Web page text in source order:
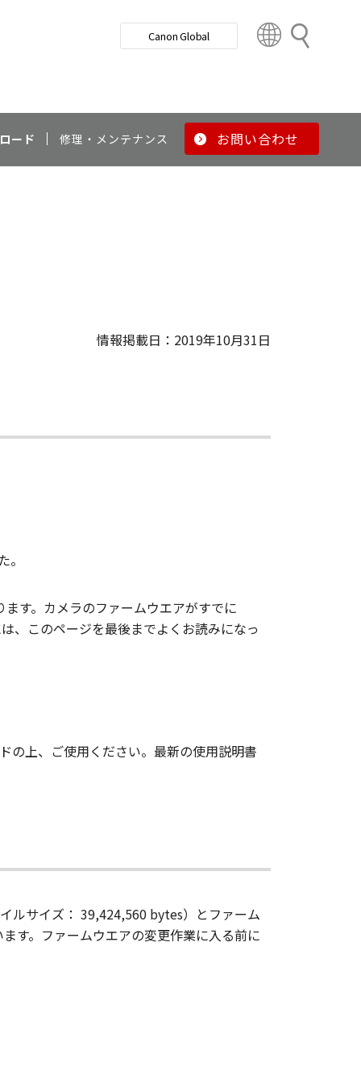
検
Canon Global
t
y
ード 修理・メンテナンス お問い合わせ
情報掲載日：2019年10月31日
す。カメラのファームウエアがすでに
、このページを最後までよくお読みになっ
の上、ご使用ください。最新の使用説明書
ルサイズ： 39,424,560 bytes）とファーム
す。ファームウエアの変更作業に入る前に